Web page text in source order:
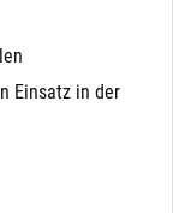
Einsatz in der